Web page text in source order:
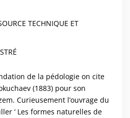
TECHNIQUE ET
de la pédologie on cite
(1883) pour son
Curieusement l’ouvrage du
‘ Les formes naturelles de